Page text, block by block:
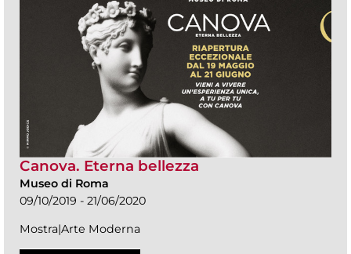
Canova. Eterna bellezza
Museo di Roma
09/10/2019 - 21/06/2020
Mostra|Arte Moderna